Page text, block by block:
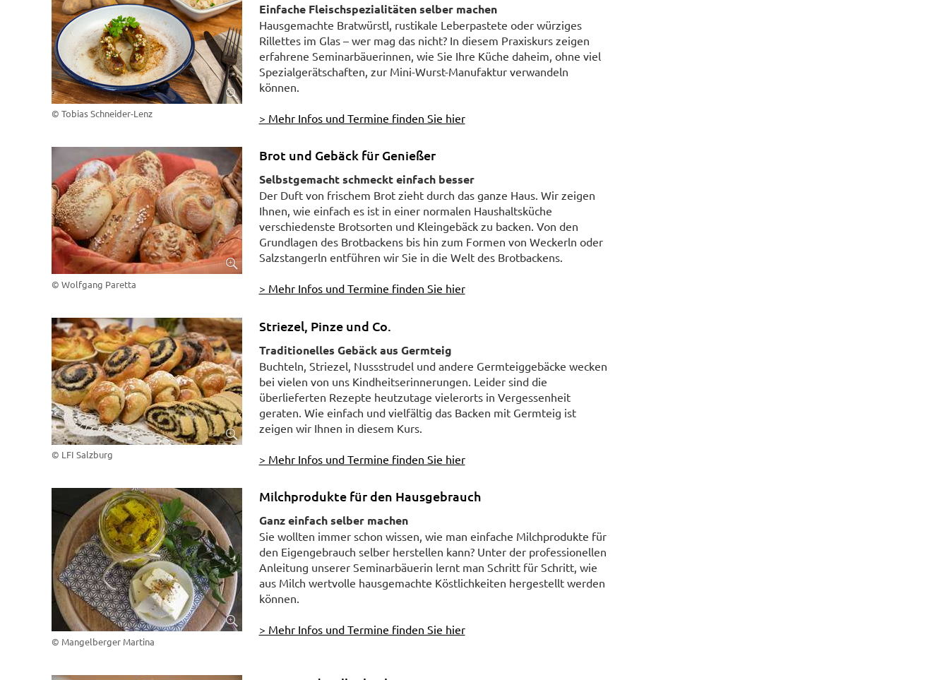
© Tobias Schneider-Lenz
Einfache Fleischspezialitäten selber machen
Hausgemachte Bratwürstl, rustikale Leberpastete oder würziges
Rillettes im Glas – wer mag das nicht? In diesem Praxiskurs zeigen
erfahrene Seminarbäuerinnen, wie Sie Ihre Küche daheim, ohne viel
Spezialgerätschaften, zur Mini-Wurst-Manufaktur verwandeln
können.
> Mehr Infos und Termine finden Sie hier
© Wolfgang Paretta
Brot und Gebäck für Genießer
Selbstgemacht schmeckt einfach besser
Der Duft von frischem Brot zieht durch das ganze Haus. Wir zeigen
Ihnen, wie einfach es ist in einer normalen Haushaltsküche
verschiedenste Brotsorten und Kleingebäck zu backen. Von den
Grundlagen des Brotbackens bis hin zum Formen von Weckerln oder
Salzstangerln entführen wir Sie in die Welt des Brotbackens.
> Mehr Infos und Termine finden Sie hier
© LFI Salzburg
Striezel, Pinze und Co.
Traditionelles Gebäck aus Germteig
Buchteln, Striezel, Nussstrudel und andere Germteiggebäcke wecken
bei vielen von uns Kindheitserinnerungen. Leider sind die
überlieferten Rezepte heutzutage vielerorts in Vergessenheit
geraten. Wie einfach und vielfältig das Backen mit Germteig ist
zeigen wir Ihnen in diesem Kurs.
> Mehr Infos und Termine finden Sie hier
© Mangelberger Martina
Milchprodukte für den Hausgebrauch
Ganz einfach selber machen
Sie wollten immer schon wissen, wie man einfache Milchprodukte für
den Eigengebrauch selber herstellen kann? Unter der professionellen
Anleitung unserer Seminarbäuerin lernt man Schritt für Schritt, wie
aus Milch wertvolle hausgemachte Köstlichkeiten hergestellt werden
können.
> Mehr Infos und Termine finden Sie hier